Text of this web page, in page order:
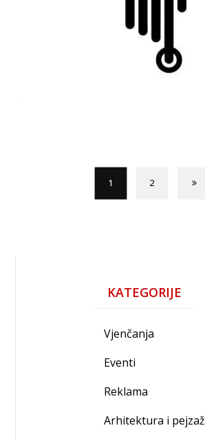
1 2
KATEGORIJE
Vjenčanja
Eventi
Reklama
Arhitektura i pejzaž